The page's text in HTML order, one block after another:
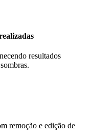
resultados
remoção e edição de